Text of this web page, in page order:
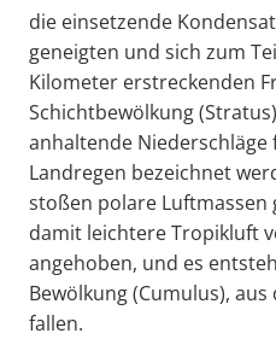
die einsetzende
geneigten und sich zum
Kilometer erstreckenden
Schichtbewölkung
anhaltende Niederschläge
Landregen bezeichnet
stoßen polare Luftmassen
damit leichtere Tropikluft
angehoben, und es
Bewölkung (Cumulus),
fallen.